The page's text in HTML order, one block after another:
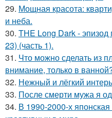
29. Мощная красота:
и неба.
30. THE Long Dark - эпизод
23) (часть 1).
31. Что можно сделать из
внимание, только в
32. Нежный и лёгкий
33. После смерти мужа я
34. В 1990-2000-х